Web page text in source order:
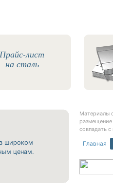
Прайс-лист
на сталь
широком
ценам.
Материалы
совпадать
Главная